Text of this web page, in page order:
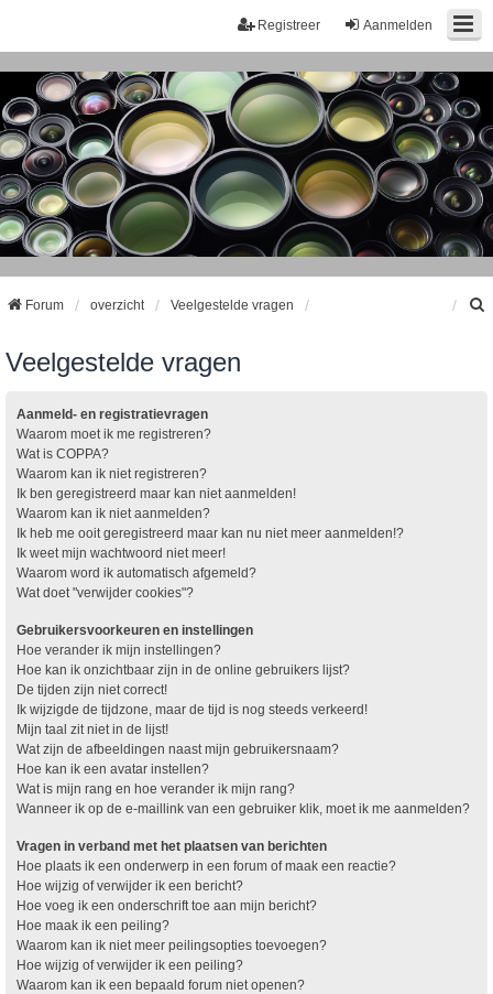
Aanmelden
Registreer
Forum overzicht Veelgestelde vragen
Veelgestelde vragen
Aanmeld- en registratievragen
Waarom moet ik me registreren?
Wat is COPPA?
Waarom kan ik niet registreren?
Ik ben geregistreerd maar kan niet aanmelden!
Waarom kan ik niet aanmelden?
Ik heb me ooit geregistreerd maar kan nu niet meer aanmelden!?
Ik weet mijn wachtwoord niet meer!
Waarom word ik automatisch afgemeld?
Wat doet "verwijder cookies"?
Gebruikersvoorkeuren en instellingen
Hoe verander ik mijn instellingen?
Hoe kan ik onzichtbaar zijn in de online gebruikers lijst?
De tijden zijn niet correct!
Ik wijzigde de tijdzone, maar de tijd is nog steeds verkeerd!
Mijn taal zit niet in de lijst!
Wat zijn de afbeeldingen naast mijn gebruikersnaam?
Hoe kan ik een avatar instellen?
Wat is mijn rang en hoe verander ik mijn rang?
Wanneer ik op de e-maillink van een gebruiker klik, moet ik me aanmelden?
Vragen in verband met het plaatsen van berichten
Hoe plaats ik een onderwerp in een forum of maak een reactie?
Hoe wijzig of verwijder ik een bericht?
Hoe voeg ik een onderschrift toe aan mijn bericht?
Hoe maak ik een peiling?
Waarom kan ik niet meer peilingsopties toevoegen?
Hoe wijzig of verwijder ik een peiling?
Waarom kan ik een bepaald forum niet openen?